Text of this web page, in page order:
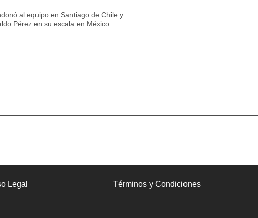
al equipo en Santiago de Chile y
Pérez en su escala en México
Legal Términos y Condiciones